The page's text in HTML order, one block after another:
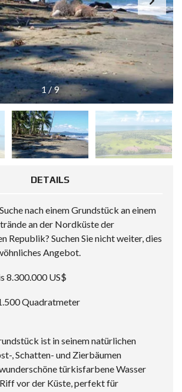
1 /9
DETAILS
nach einem Grundstück an einem
an der Nordküste der
Republik? Suchen Sie nicht weiter, dies
Angebot.
8.300.000 US$
Quadratmeter
ist in seinem natürlichen
, Schatten- und Zierbäumen
türkisfarbene Wasser
vor der Küste, perfekt für